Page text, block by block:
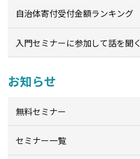
自治体寄付受付金額ランキング
入門セミナーに参加して話を聞く
お知らせ
無料セミナー
セミナー一覧